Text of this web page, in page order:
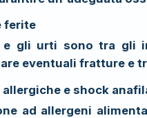
ferite
e gli urti sono tra gli
eventuali fratture e
allergiche e shock
ad allergeni